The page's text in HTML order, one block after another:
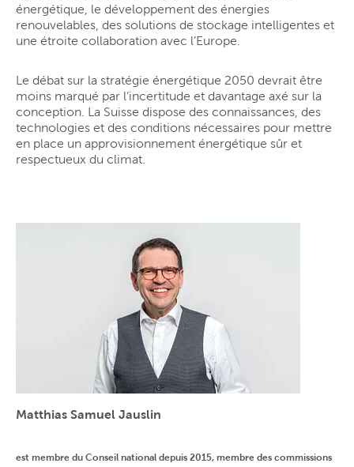
énergétique, le développement des énergies
renouvelables, des solutions de stockage intelligentes et
une étroite collaboration avec l’Europe.
Le débat sur la stratégie énergétique 2050 devrait être
moins marqué par l’incertitude et davantage axé sur la
conception. La Suisse dispose des connaissances, des
technologies et des conditions nécessaires pour mettre
en place un approvisionnement énergétique sûr et
respectueux du climat.
Matthias Samuel Jauslin
est membre du Conseil national depuis 2015, membre des commissions